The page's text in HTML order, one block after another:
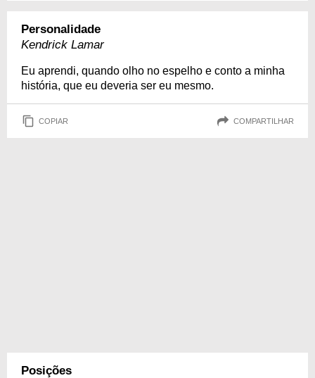
Personalidade
Kendrick Lamar
Eu aprendi, quando olho no espelho e conto a minha
história, que eu deveria ser eu mesmo.
COPIAR COMPARTILHAR
Posições